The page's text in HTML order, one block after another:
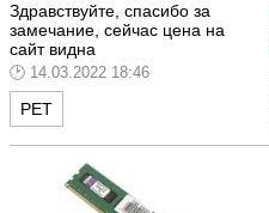
Здравствуйте, спасибо за
замечание, сейчас цена на
сайт видна
14.03.2022 18:46
РЕТ